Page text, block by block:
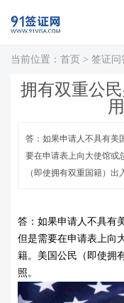
首页 全球签证
办理
当前位置： 首页 > 签证问
拥有双重公
答：如果申请人不具有美
要在申请表上向大使馆或
（即使拥有双重国籍）出
答： 如果申请人不具有
但是需要在申请表上向
籍。美国公民（即使拥
照。